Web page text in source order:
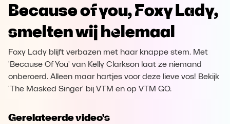
Microsoft Edge Download
Opera Download
Because of you, Foxy Lady,
smelten wij helemaal
Foxy Lady blijft verbazen met haar knappe stem. Met
'Because Of You' van Kelly Clarkson laat ze niemand
onberoerd. Alleen maar hartjes voor deze lieve vos! Bekijk
'The Masked Singer' bij VTM en op VTM GO.
Gerelateerde video's